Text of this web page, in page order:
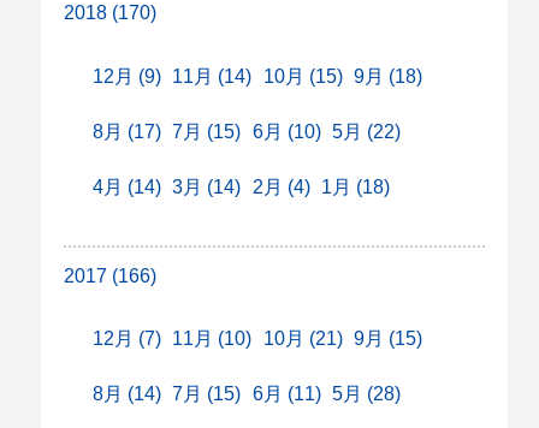
2018 (170)
12月 (9) 11月 (14) 10月 (15) 9月 (18)
8月 (17) 7月 (15) 6月 (10) 5月 (22)
4月 (14) 3月 (14) 2月 (4) 1月 (18)
2017 (166)
12月 (7) 11月 (10) 10月 (21) 9月 (15)
8月 (14) 7月 (15) 6月 (11) 5月 (28)